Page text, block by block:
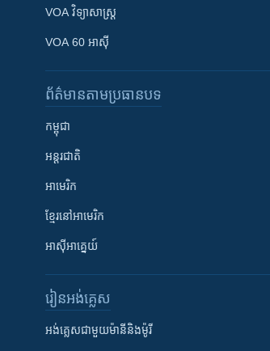
VOA ​វិទ្យាសាស្ត្រ
VOA 60 អាស៊ី
ព័ត៌មាន​តាមប្រធានបទ​
កម្ពុជា
អន្តរជាតិ
អាមេរិក
ខ្មែរ​នៅអាមេរិក
អាស៊ីអាគ្នេយ៍
រៀន​​អង់គ្លេស
អង់គ្លេស​ជាមួយ​ម៉ានី​និង​ម៉ូរី